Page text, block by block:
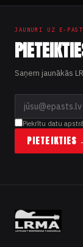
JAUNUMI UZ E-
Saņem jaunākās
Piekrītu datu
PIETEIKTIES